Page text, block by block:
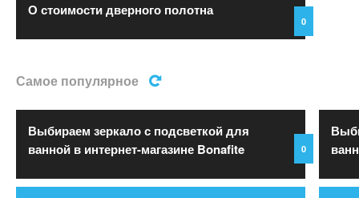
О стоимости дверного полотна
0
Самое популярное
Выбираем зеркало с подсветкой для
ванной в интернет-магазине Bonafite
0